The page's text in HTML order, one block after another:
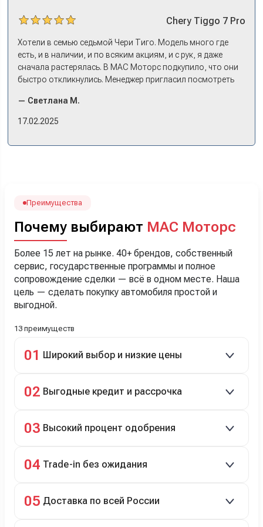
Chery Tiggo 7 Pro
Хотели в семью седьмой Чери Тиго. Модель много где
есть, и в наличии, и по всяким акциям, и с рук, я даже
сначала растерялась. В МАС Моторс подкупило, что они
быстро откликнулись. Менеджер пригласил посмотреть
примериться. Нам тут недалеко, пришли в салон - и в тот
же день купили машину! Неожиданно, но довольны! Все
менеджеру Сергею, профессионал своего дела!
— Светлана М.
17.02.2025
Преимущества
Почему выбирают МАС Моторс
Более 15 лет на рынке. 40+ брендов, собственный
сервис, государственные программы и полное
сопровождение сделки — всё в одном месте. Наша
цель — сделать покупку автомобиля простой и
выгодной.
13 преимуществ
01 Широкий выбор и низкие цены
подержанные авто.
02 Выгодные кредит и рассрочка
рассрочка 0% на 2 года при первом взносе 35–50%.
03 Высокий процент одобрения
04 Trade-in без ожидания
05 Доставка по всей России